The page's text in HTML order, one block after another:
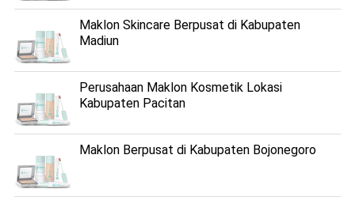
Maklon Skincare Berpusat di Kabupaten
Madiun
Perusahaan Maklon Kosmetik Lokasi
Kabupaten Pacitan
Maklon Berpusat di Kabupaten Bojonegoro